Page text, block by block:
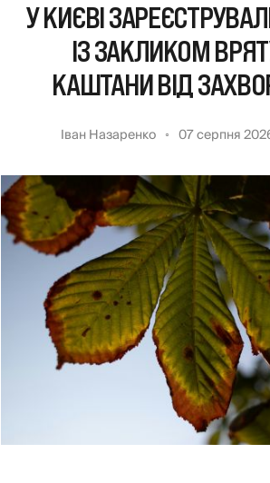
У КИЄВІ
ІЗ ЗАКЛИКОМ
КАШТАНИ ВІД
Іван Назаренко 07 серпня